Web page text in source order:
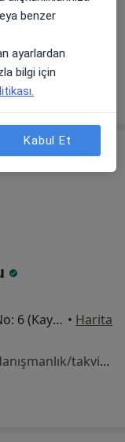
Köşk Mah. Prof Dr Turhan Feyzioğlu Cad. No:42, Melikgazi
Alpaslan, Gökçe Fidan Sk.Sokak No: 6 (Kayseripark AVM arkası), Melikgazi • Harita
Bu uzman ilgili adres için online danışmanlık/takvim sunmuyor.
benzer
ayarlardan
bilgi için
Kabul Et